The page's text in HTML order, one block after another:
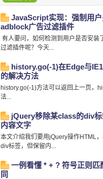
JavaScript实现：强制用
adblock广告过滤插件
有人要问，如何检测到用户是否安装
过滤插件呢？今天...
history.go(-1)在Edge与
的解决方法
history.go(-1)方法可以返回上一页，
法...
jQuery移除某class的div
内容文字
本文介绍我们要用jQuery操作HTML
div标签，但保留内...
一例看懂 * + ? 符号正则匹
同